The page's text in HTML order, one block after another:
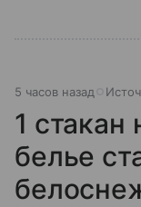
5 часов назад
1
белье